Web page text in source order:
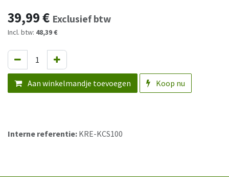
39,99€ Exclusief btw
Incl. btw: 48,39 €
Aan winkelmandje toevoegen Koop nu
Interne referentie: KRE-KCS100